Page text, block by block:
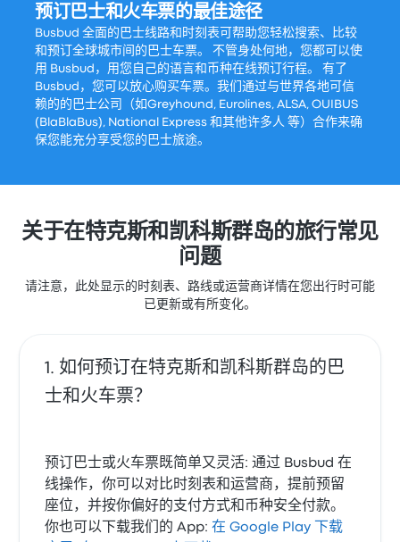
预订巴士和火车票的最佳途径
Busbud 全面的巴士线路和时刻表可帮助您轻松搜索、比较
和预订全球城市间的巴士车票。 不管身处何地，您都可以使
用 Busbud，用您自己的语言和币种在线预订行程。 有了
Busbud，您可以放心购买车票。我们通过与世界各地可信
赖的的巴士公司（如Greyhound, Eurolines, ALSA, OUIBUS
(BlaBlaBus), National Express 和其他许多人 等）合作来确
保您能充分享受您的巴士旅途。
关于在特克斯和凯科斯群岛的旅行常见
问题
请注意，此处显示的时刻表、路线或运营商详情在您出行时可能
已更新或有所变化。
如何预订在特克斯和凯科斯群岛的巴
士和火车票？
预订巴士或火车票既简单又灵活: 通过 Busbud 在
线操作，你可以对比时刻表和运营商，提前预留
座位，并按你偏好的支付方式和币种安全付款。
你也可以下载我们的 App:在 Google Play 下载